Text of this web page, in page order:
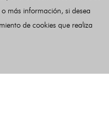
Últimas noticias
más información, si desea
de cookies que realiza